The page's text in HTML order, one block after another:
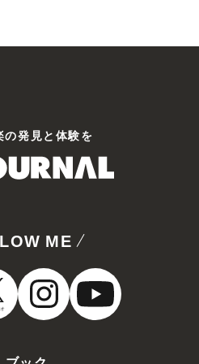
の発⾒と体験を
ME